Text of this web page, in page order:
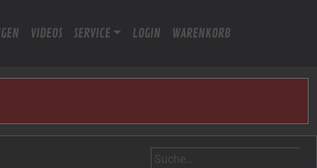
VIDEOS SERVICE LOGIN WARENKORB